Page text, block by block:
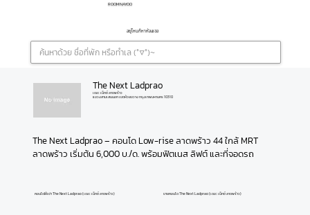
ROOMNAYOO
อยู่ไหนก็หาห้องเจอ
The Next Ladprao
เดอะ เน็กซ์ ลาดพร้าว
แขวงสามเสนนอก เขตห้วยขวาง กรุงเทพมหานคร 10310
The Next Ladprao – คอนโด Low-rise ลาดพร้าว 44 ใกล้ MRT
ลาดพร้าว เริ่มต้น 6,000 บ./ด. พร้อมฟิตเนส ลิฟต์ และที่จอดรถ
คอนโดให้เช่า The Next Ladprao (เดอะ เน็กซ์ ลาดพร้าว) ขายคอนโด The Next Ladprao (เดอะ เน็กซ์ ลาดพร้าว)